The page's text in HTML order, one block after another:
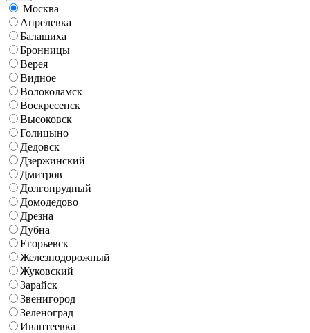
Москва
Апрелевка
Балашиха
Бронницы
Верея
Видное
Волоколамск
Воскресенск
Высоковск
Голицыно
Дедовск
Дзержинский
Дмитров
Долгопрудный
Домодедово
Дрезна
Дубна
Егорьевск
Железнодорожный
Жуковский
Зарайск
Звенигород
Зеленоград
Ивантеевка